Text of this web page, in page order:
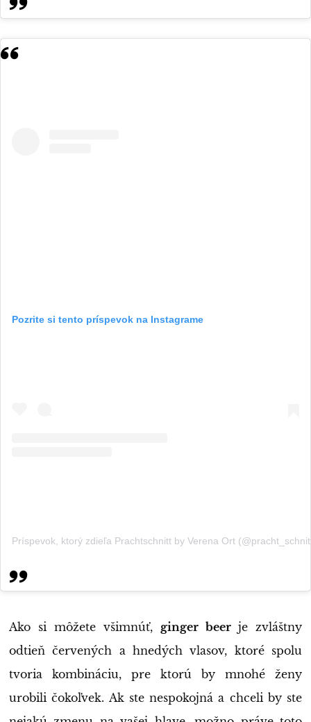
Pozrite si tento príspevok na Instagrame
Príspevok, ktorý zdieľa Prachtschnitt by Verena Ort
Ako si môžete všimnúť, ginger beer je zvláštny
odtieň červených a hnedých vlasov, ktoré spolu
tvoria kombináciu, pre ktorú by mnohé ženy
urobili čokoľvek. Ak ste nespokojná a chceli by ste